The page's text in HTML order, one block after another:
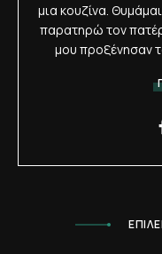
μια κουζίνα.
παρατηρώ τον
μου προξένησαν